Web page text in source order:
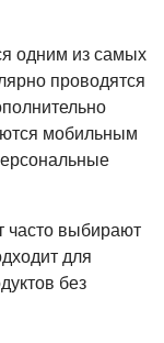
одним из самых
проводятся
мобильным
часто выбирают
для
без